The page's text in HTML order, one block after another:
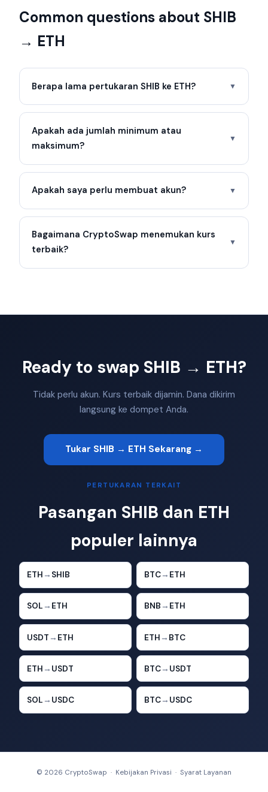
Common questions about SHIB
→ ETH
Berapa lama pertukaran SHIB ke ETH? ▼
Apakah ada jumlah minimum atau
maksimum?
▼
Apakah saya perlu membuat akun? ▼
Bagaimana CryptoSwap menemukan kurs
terbaik?
▼
Ready to swap SHIB → ETH?
Tidak perlu akun. Kurs terbaik dijamin. Dana dikirim
langsung ke dompet Anda.
Tukar SHIB → ETH Sekarang →
PERTUKARAN TERKAIT
Pasangan SHIB dan ETH
populer lainnya
ETH → SHIB BTC→ ETH
SOL → ETH BNB → ETH
USDT → ETH ETH → BTC
ETH → USDT BTC→ USDT
SOL → USDC BTC→ USDC
© 2026 CryptoSwap · Kebijakan Privasi · Syarat Layanan